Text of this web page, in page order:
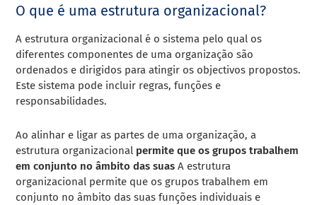
O que é uma estrutura organizacional?
A estrutura organizacional é o sistema pelo qual os
diferentes componentes de uma organização são
ordenados e dirigidos para atingir os objectivos propostos.
Este sistema pode incluir regras, funções e
responsabilidades.
Ao alinhar e ligar as partes de uma organização, a
estrutura organizacional permite que os grupos trabalhem
em conjunto no âmbito das suas A estrutura
organizacional permite que os grupos trabalhem em
conjunto no âmbito das suas funções individuais e